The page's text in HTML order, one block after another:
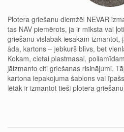
Plotera griešanu diemžēl NEVAR
tas NAV piemērots, ja ir mīksta vai
griešanu vislabāk iesakām izmantot,
āda, kartons – jebkurš blīvs, bet
Kokam, cietai plastmasai,
jāizmanto citi griešanas risinājumi.
kartona iepakojuma šablons vai
lētāk ir izmantot tieši plotera